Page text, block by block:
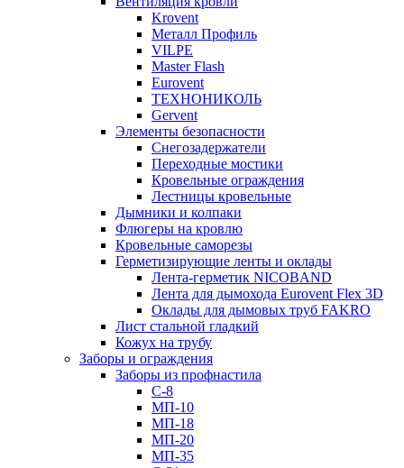
Krovent
Металл Профиль
VILPE
Master Flash
Eurovent
ТЕХНОНИКОЛЬ
Gervent
Элементы безопасности
Снегозадержатели
Переходные мостики
Кровельные ограждения
Лестницы кровельные
Дымники и колпаки
Флюгеры на кровлю
Кровельные саморезы
Герметизирующие ленты и оклады
Лента-герметик NICOBAND
Лента для дымохода Eurovent Flex 3D
Оклады для дымовых труб FAKRO
Лист стальной гладкий
Кожух на трубу
Заборы и ограждения
Заборы из профнастила
С-8
МП-10
МП-18
МП-20
МП-35